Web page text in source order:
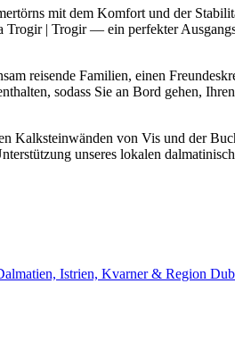
mit dem Komfort und der
| Trogir — ein perfekter
reisende Familien, einen
sodass Sie an Bord gehen,
Kalksteinwänden von Vis und der
unseres lokalen
Istrien, Kvarner & Region